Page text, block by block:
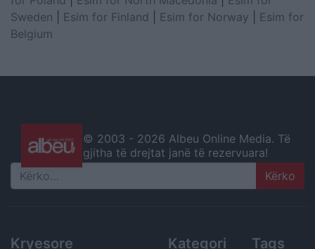
Sweden
Esim for Finland Esim for Norway
Esim for
Belgium
© 2003 - 2026 Albeu Online Media. Të
gjitha të drejtat janë të rezervuara!
Search
Kryesore Kategori Tags